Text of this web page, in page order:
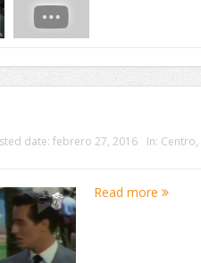
date: febrero 27, 2016 In: Centro,
Read more